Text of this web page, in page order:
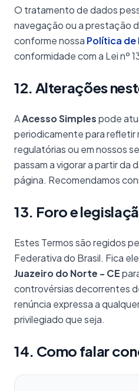
O tratamento de dados
navegação ou a prestação
conforme nossa Política de
conformidade com a Lei nº
12. Alterações
AAcesso Simplespode
periodicamente para refletir
regulatórias ou em nossos
passam a vigorar a partir da
página. Recomendamos
13. Foro e
Estes Termos são regidos
Federativa do Brasil. Fica
Juazeiro do Norte - CE
controvérsias decorrentes
renúncia expressa a
privilegiado que seja.
14. Como falar